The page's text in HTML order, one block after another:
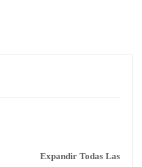
Expandir Todas Las